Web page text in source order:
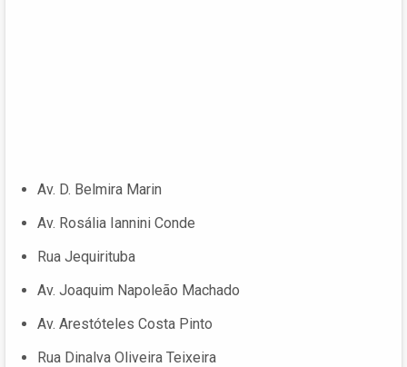
Av. D. Belmira Marin
Av. Rosália Iannini Conde
Rua Jequirituba
Av. Joaquim Napoleão Machado
Av. Arestóteles Costa Pinto
Rua Dinalva Oliveira Teixeira